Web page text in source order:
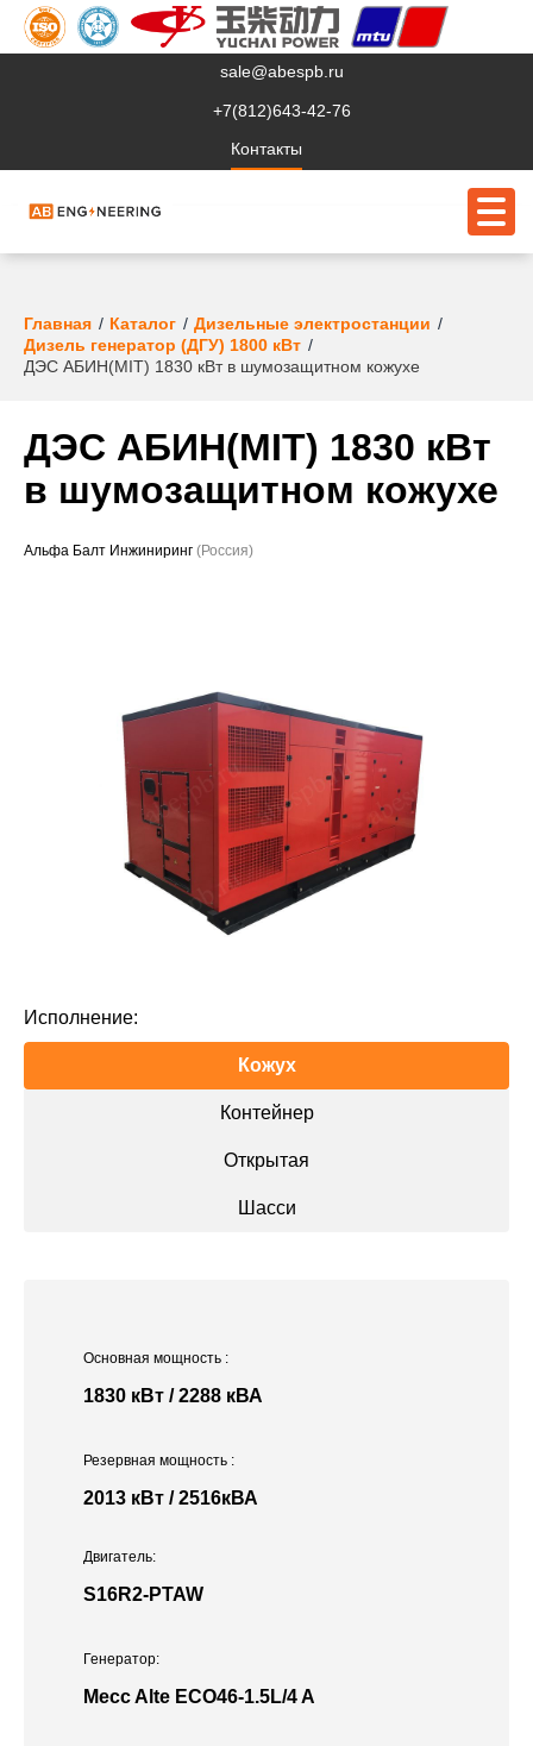
sale@abespb.ru
+7(812)643-42-76
Контакты
О компании
Клиентам
Сервис
Судовое ЭО
Проекты
Главная Каталог
Дизельные электростанции
Дизель генератор (ДГУ) 1800 кВт
ДЭС АБИН(MIT) 1830 кВт в шумозащитном кожухе
ДЭС АБИН(MIT) 1830 кВт
в шумозащитном кожухе
Альфа Балт Инжиниринг (Россия)
Исполнение:
Кожух
Контейнер
Открытая
Шасси
Основная мощность :
1830 кВт / 2288 кВА
Двигатель:
S16R2-PTAW
Резервная мощность :
2013 кВт / 2516кВА
Генератор:
Mecc Alte ECO46-1.5L/4 A